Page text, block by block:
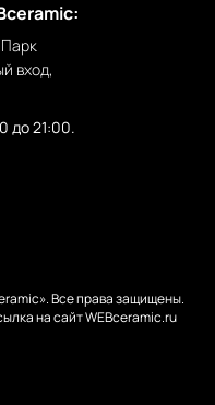
вход,
до 21:00.
Все права защищены.
на сайт WEBceramic.ru